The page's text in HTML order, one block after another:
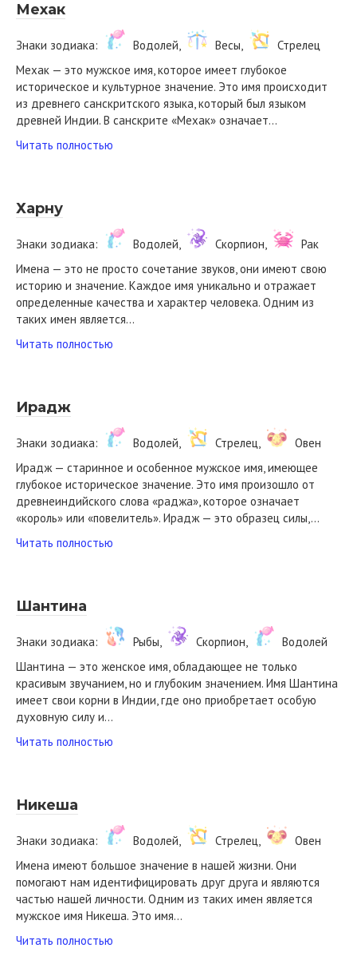
Мехак
Знаки зодиака: Водолей, Весы,
Стрелец
Мехак — это мужское имя, которое имеет глубокое
историческое и культурное значение. Это имя происходит
из древнего санскритского языка, который был языком
древней Индии. В санскрите «Мехак» означает…
Читать полностью
Харну
Знаки зодиака: Водолей, Скорпион,
Рак
Имена — это не просто сочетание звуков, они имеют свою
историю и значение. Каждое имя уникально и отражает
определенные качества и характер человека. Одним из
таких имен является…
Читать полностью
Ирадж
Знаки зодиака: Водолей, Стрелец,
Овен
Ирадж — старинное и особенное мужское имя, имеющее
глубокое историческое значение. Это имя произошло от
древнеиндийского слова «раджа», которое означает
«король» или «повелитель». Ирадж — это образец силы,…
Читать полностью
Шантина
Знаки зодиака: Рыбы, Скорпион,
Водолей
Шантина — это женское имя, обладающее не только
красивым звучанием, но и глубоким значением. Имя Шантина
имеет свои корни в Индии, где оно приобретает особую
духовную силу и…
Читать полностью
Никеша
Знаки зодиака: Водолей, Стрелец,
Овен
Имена имеют большое значение в нашей жизни. Они
помогают нам идентифицировать друг друга и являются
частью нашей личности. Одним из таких имен является
мужское имя Никеша. Это имя…
Читать полностью